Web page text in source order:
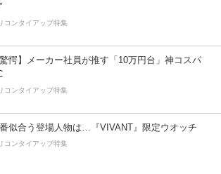
コンタイアップ特集
驚愕】メーカー社員が推す「10万円台」神コスパ
コンタイアップ特集
似合う登場人物は…『VIVANT』限定ウオッチ
コンタイアップ特集